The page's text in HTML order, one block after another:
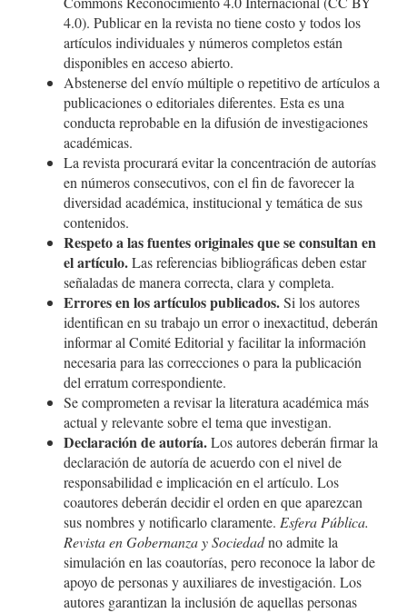
4.0). Publicar en la revista no tiene costo y todos los
artículos individuales y números completos están
disponibles en acceso abierto.
Abstenerse del envío múltiple o repetitivo de artículos a
publicaciones o editoriales diferentes. Esta es una
conducta reprobable en la difusión de investigaciones
académicas.
La revista procurará evitar la concentración de autorías
en números consecutivos, con el fin de favorecer la
diversidad académica, institucional y temática de sus
contenidos.
Respeto a las fuentes originales que se consultan en
el artículo.Las referencias bibliográficas deben estar
señaladas de manera correcta, clara y completa.
Errores en los artículos publicados.Si los autores
identifican en su trabajo un error o inexactitud, deberán
informar al Comité Editorial y facilitar la información
necesaria para las correcciones o para la publicación
del erratum correspondiente.
Se comprometen a revisar la literatura académica más
actual y relevante sobre el tema que investigan.
Declaración de autoría.Los autores deberán firmar la
declaración de autoría de acuerdo con el nivel de
responsabilidad e implicación en el artículo. Los
coautores deberán decidir el orden en que aparezcan
sus nombres y notificarlo claramente. Esfera Pública.
Revista en Gobernanza y Sociedadno admite la
simulación en las coautorías, pero reconoce la labor de
apoyo de personas y auxiliares de investigación. Los
autores garantizan la inclusión de aquellas personas